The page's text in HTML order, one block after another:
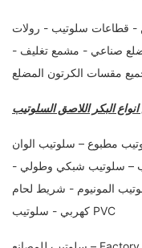
قطاعات سلوتيب - رولات
مضلع صناعي - مشمع تغليف -
مطبوع – سلوتيب الوان
– سلوتيب شبكي وطولي -
المونيوم - شريط لحام
كهربي - سلوتيب PVC